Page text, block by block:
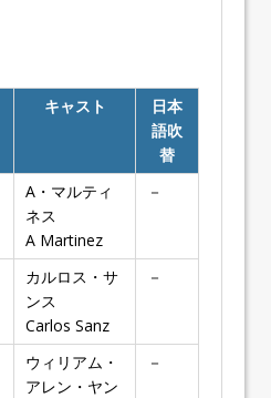
キャスト
日本
語吹
替
A・マルティ
ネス
A Martinez
－
カルロス・サ
ンス
Carlos Sanz
－
ウィリアム・
アレン・ヤン
－